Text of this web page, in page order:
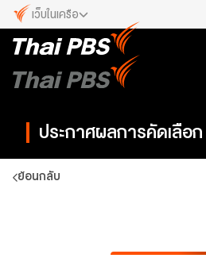
เว็บในเครือ
เว็บไซต์ในเครือ
ALTV
ทุกความสุข...ดูฟรี ไม่มีโฆษณา
ประกาศผลการคัดเลือก
ย้อนกลับ